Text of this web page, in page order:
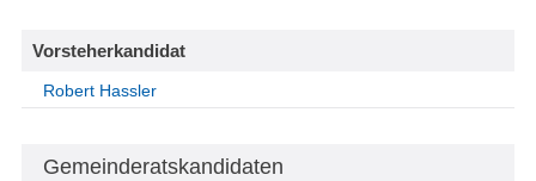
Vorsteherkandidat
Robert Hassler
Gemeinderatskandidaten